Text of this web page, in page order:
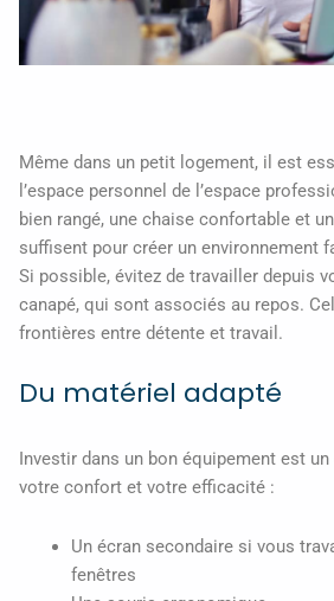
Même dans un petit logement, il est
l’espace personnel de l’espace
bien rangé, une chaise confortable et
suffisent pour créer un environnement
Si possible, évitez de travailler depuis
canapé, qui sont associés au repos.
frontières entre détente et travail.
Du matériel adapté
Investir dans un bon équipement est
votre confort et votre efficacité :
Un écran secondaire si vous
fenêtres